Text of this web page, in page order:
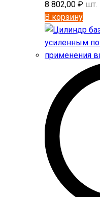
8 802,00 ₽ шт.
В корзину